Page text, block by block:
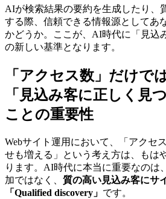
AIが検索結果の要約を生成したり、
する際、信頼できる情報源としてあ
かどうか。ここが、AI時代に「見込
の新しい基準となります。
「アクセス数」だけで
「見込み客に正しく見
ことの重要性
Webサイト運用において、「アクセ
せも増える」という考え方は、もは
ります。AI時代に本当に重要なのは
加ではなく、 質の高い見込み客にサ
「Qualified discovery」 です。